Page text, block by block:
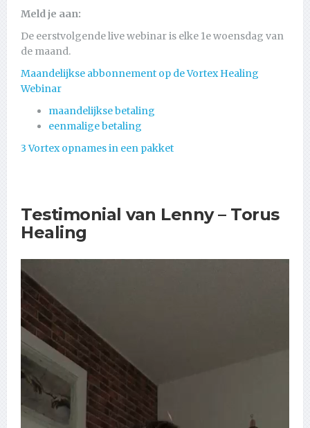
Meld je aan:
De eerstvolgende live webinar is elke 1e woensdag van
de maand.
Maandelijkse abbonnement op de Vortex Healing
Webinar
maandelijkse betaling
eenmalige betaling
3 Vortex opnames in een pakket
Testimonial van Lenny – Torus
Healing